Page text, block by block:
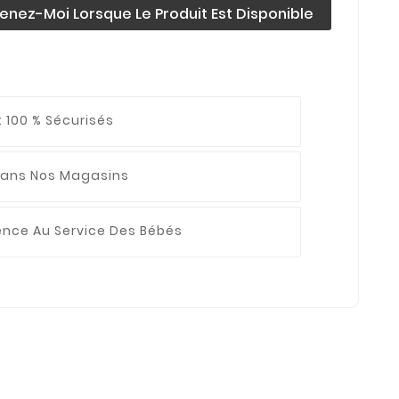
Moi Lorsque Le Produit Est Disponible
100 % Sécurisés
Nos Magasins
Au Service Des Bébés